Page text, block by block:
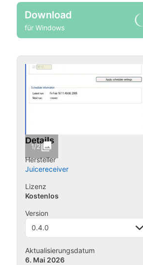
Download
für Windows
1/2
Details
Hersteller
Juicereceiver
Lizenz
Kostenlos
Version
0.4.0
Aktualisierungsdatum
6. Mai 2026